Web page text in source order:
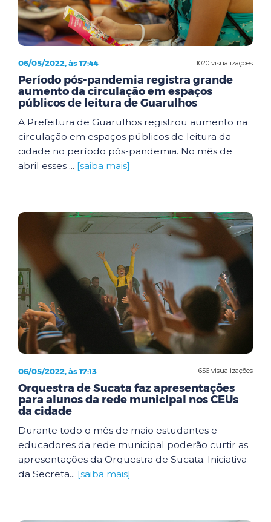
1020 visualizações
06/05/2022, às 17:44
Período pós-pandemia registra grande
aumento da circulação em espaços
públicos de leitura de Guarulhos
A Prefeitura de Guarulhos registrou aumento na
circulação em espaços públicos de leitura da
cidade no período pós-pandemia. No mês de
abril esses ... [saiba mais]
656 visualizações
06/05/2022, às 17:13
Orquestra de Sucata faz apresentações
para alunos da rede municipal nos CEUs
da cidade
Durante todo o mês de maio estudantes e
educadores da rede municipal poderão curtir as
apresentações da Orquestra de Sucata. Iniciativa
da Secreta... [saiba mais]